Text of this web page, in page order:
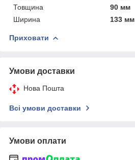
Товщина
90 мм
Ширина
133 мм
Приховати
Умови доставки
Нова Пошта
Всі умови доставки
Умови оплати